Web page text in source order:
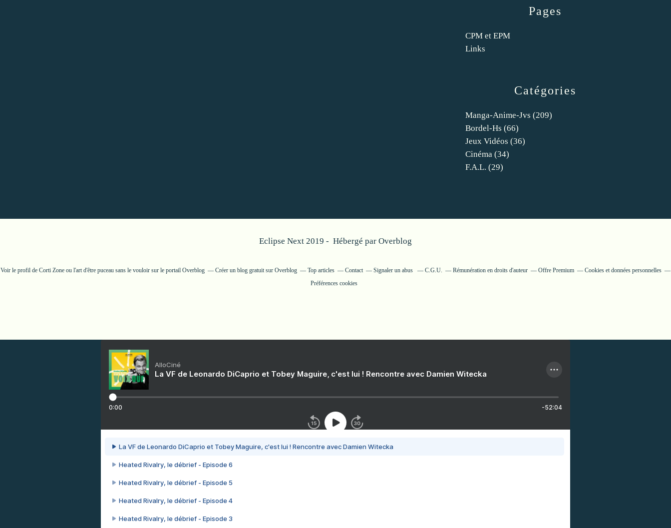
Catégories
Manga-Anime-Jvs (209)
Bordel-Hs (66)
Jeux Vidéos (36)
Cinéma (34)
F.a.l. (29)
Pages
CPM et EPM
Links
Eclipse Next 2019 - Hébergé par Overblog
Voir le profil de Corti Zone ou l'art d'être puceau sans le vouloir sur le portail Overblog Créer un blog gratuit sur Overblog Top articles Contact Signaler un abus C.G.U. Rémunération en droits d'auteur Offre Premium
Cookies et données personnelles
Préférences cookies
AlloCiné
La VF de Leonardo DiCaprio et Tobey Maguire, c'est lui ! Rencontre avec Damien Witecka
0:00 -52:04
La VF de Leonardo DiCaprio et Tobey Maguire, c'est lui ! Rencontre avec Damien Witecka
Heated Rivalry, le débrief - Episode 6
Heated Rivalry, le débrief - Episode 5
Heated Rivalry, le débrief - Episode 4
Heated Rivalry, le débrief - Episode 3